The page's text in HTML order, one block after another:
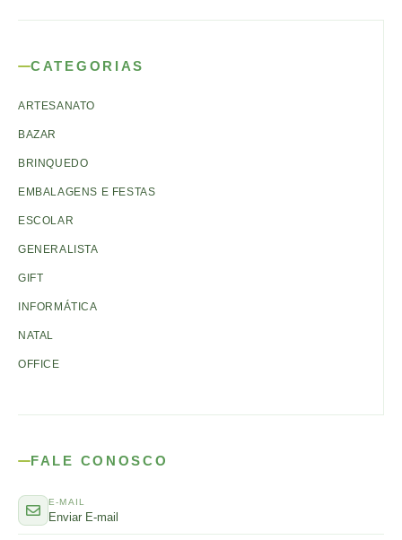
CATEGORIAS
ARTESANATO
BAZAR
BRINQUEDO
EMBALAGENS E FESTAS
ESCOLAR
GENERALISTA
GIFT
INFORMÁTICA
NATAL
OFFICE
FALE CONOSCO
E-MAIL
Enviar E-mail